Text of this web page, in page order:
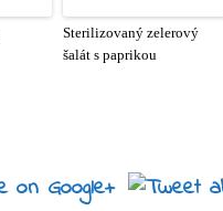
Sterilizovaný zelerový
šalát s paprikou